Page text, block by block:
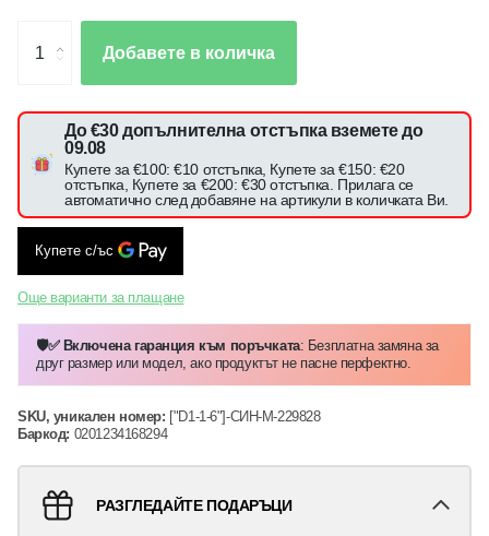
Добавете в количка
До €30 допълнителна отстъпка вземете до
09.08
Купете за €100: €10 отстъпка, Купете за €150: €20
отстъпка, Купете за €200: €30 отстъпка. Прилага се
автоматично след добавяне на артикули в количката Ви.
Още варианти за плащане
🛡️✅ Включена гаранция към поръчката: Безплатна замяна за
друг размер или модел, ако продуктът не пасне перфектно.
SKU, уникален номер: ["D1-1-6"]-СИН-M-229828
Баркод: 0201234168294
РАЗГЛЕДАЙТЕ ПОДАРЪЦИ